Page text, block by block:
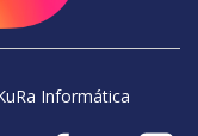
Informática